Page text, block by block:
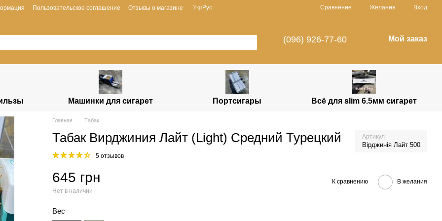
Пользовательское соглашение Отзывы о магазине Укр Рус Сравнение Желания Вход
(096) 926-77-60 Мой заказ
Машинки для сигарет Портсигары Всё для slim 6.5мм сигарет
Главная Табак
Табак Вирджиния Лайт (Light) Средний Турецкий Артикул
Вірджинія Лайт 500
5 отзывов
645 грн
Нет в наличии
К сравнению В желания
Вес